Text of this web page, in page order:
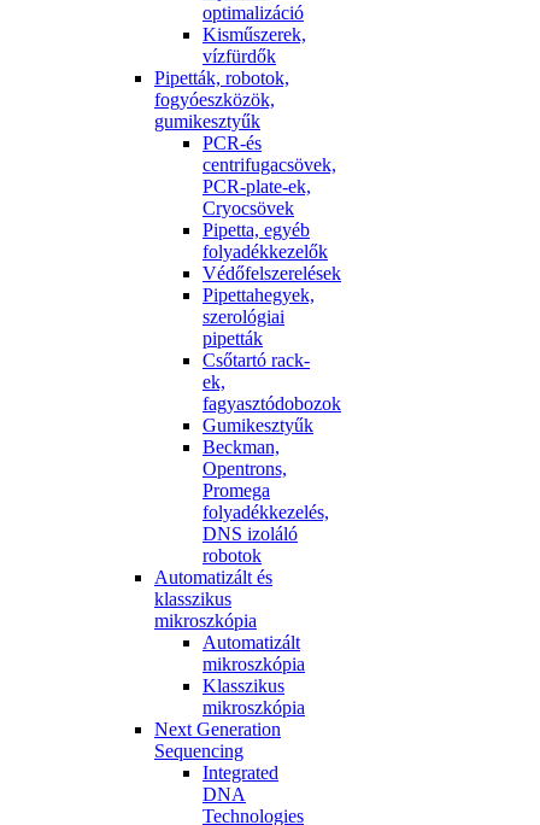
optimalizáció
Kisműszerek,
vízfürdők
Pipetták, robotok,
fogyóeszközök,
gumikesztyűk
PCR-és
centrifugacsövek,
PCR-plate-ek,
Cryocsövek
Pipetta, egyéb
folyadékkezelők
Védőfelszerelések
Pipettahegyek,
szerológiai
pipetták
Csőtartó rack-
ek,
fagyasztódobozok
Gumikesztyűk
Beckman,
Opentrons,
Promega
folyadékkezelés,
DNS izoláló
robotok
Automatizált és
klasszikus
mikroszkópia
Automatizált
mikroszkópia
Klasszikus
mikroszkópia
Next Generation
Sequencing
Integrated
DNA
Technologies